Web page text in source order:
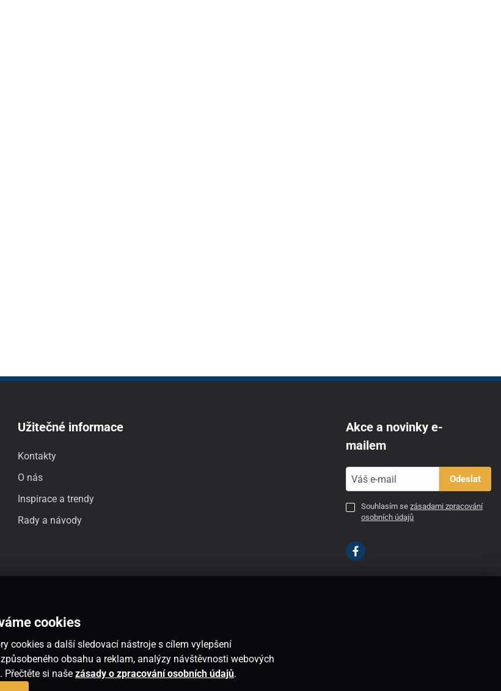
Užitečné informace
Kontakty
O nás
Inspirace a trendy
Rady a návody
Akce a novinky e-
mailem
Odeslat
Souhlasím sezásadami zpracování
osobních údajů
cookies
cookies a další sledovací nástroje s cílem vylepšení
obsahu a reklam, analýzy návštěvnosti webových
Přečtěte si naše zásady o zpracování osobních údajů.